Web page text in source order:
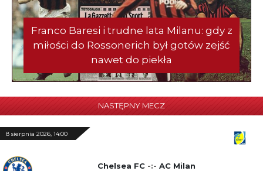
Franco Baresi i trudne lata Milanu: gdy z
miłości do Rossonerich był gotów zejść
nawet do piekła
NASTĘPNY MECZ
8 sierpnia 2026, 14:00
Chelsea FC -:- AC Milan